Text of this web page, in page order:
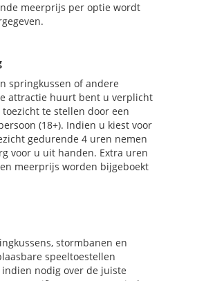
meerprijs per optie wordt
springkussen of andere
attractie huurt bent u verplicht
te stellen door een
(18+). Indien u kiest voor
gedurende 4 uren nemen
voor u uit handen. Extra uren
meerprijs worden bijgeboekt
stormbanen en
speeltoestellen
indien nodig over de juiste